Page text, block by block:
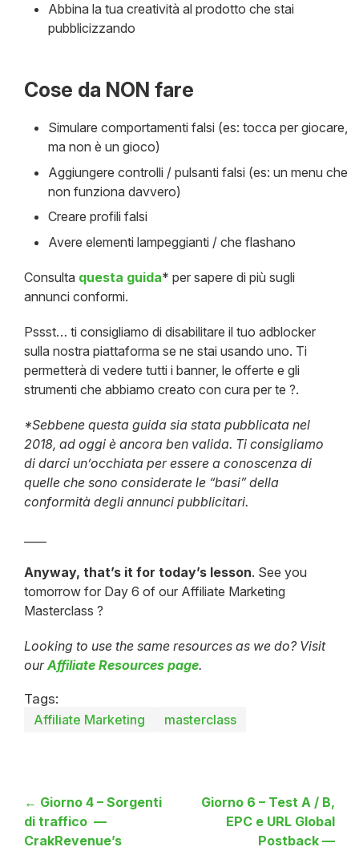
Abbina la tua creatività al prodotto che stai
pubblicizzando
Cose da NON fare
Simulare comportamenti falsi (es: tocca per giocare,
ma non è un gioco)
Aggiungere controlli / pulsanti falsi (es: un menu che
non funziona davvero)
Creare profili falsi
Avere elementi lampeggianti / che flashano
Consulta questa guida* per sapere di più sugli
annunci conformi.
Pssst… ti consigliamo di disabilitare il tuo adblocker
sulla nostra piattaforma se ne stai usando uno. Ti
permetterà di vedere tutti i banner, le offerte e gli
strumenti che abbiamo creato con cura per te ?.
*Sebbene questa guida sia stata pubblicata nel
2018, ad oggi è ancora ben valida. Ti consigliamo
di darci un’occhiata per essere a conoscenza di
quelle che sono considerate le “basi” della
conformità degli annunci pubblicitari.
Anyway, that’s it for today’s lesson. See you
tomorrow for Day 6 of our Affiliate Marketing
Masterclass ?
Looking to use the same resources as we do? Visit
ourAffiliate Resources page.
Tags:
Affiliate Marketing
masterclass
← Giorno 4 – Sorgenti
di traffico —
CrakRevenue’s
Giorno 6 – Test A / B,
EPC e URL Global
Postback —